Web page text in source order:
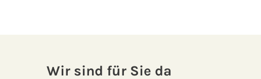
Wir sind für Sie da